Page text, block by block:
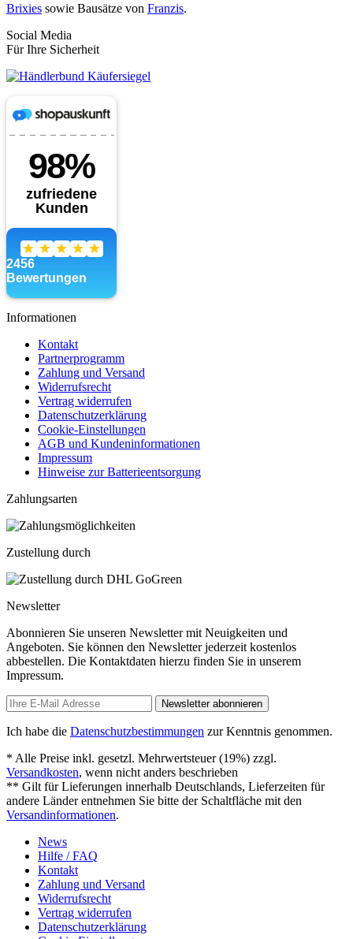
Brixies sowie Bausätze von Franzis.
Social Media
Für Ihre Sicherheit
Informationen
Kontakt
Partnerprogramm
Zahlung und Versand
Widerrufsrecht
Vertrag widerrufen
Datenschutzerklärung
Cookie-Einstellungen
AGB und Kundeninformationen
Impressum
Hinweise zur Batterieentsorgung
Zahlungsarten
Zustellung durch
Newsletter
Abonnieren Sie unseren Newsletter mit Neuigkeiten und
Angeboten. Sie können den Newsletter jederzeit kostenlos
abbestellen. Die Kontaktdaten hierzu finden Sie in unserem
Impressum.
Newsletter abonnieren
Ich habe die Datenschutzbestimmungen zur Kenntnis genommen.
* Alle Preise inkl. gesetzl. Mehrwertsteuer (19%) zzgl.
Versandkosten, wenn nicht anders beschrieben
** Gilt für Lieferungen innerhalb Deutschlands, Lieferzeiten für
andere Länder entnehmen Sie bitte der Schaltfläche mit den
Versandinformationen.
News
Hilfe / FAQ
Kontakt
Zahlung und Versand
Widerrufsrecht
Vertrag widerrufen
Datenschutzerklärung